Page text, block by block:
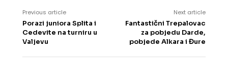
Previous article
Porazi juniora Splita i
Cedevite na turniru u
Valjevu
Next article
Fantastični Trepalovac
za pobjedu Darde,
pobjede Alkara i Đure